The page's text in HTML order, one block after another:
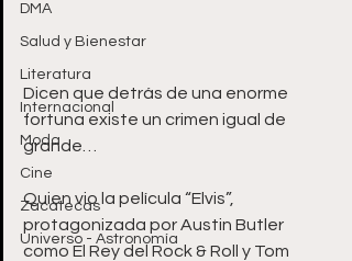
DMA
Salud y Bienestar
Literatura
Internacional
Moda
Cine
Zacatecas
Universo - Astronomía
Dicen que detrás de una enorme
fortuna existe un crimen igual de
grande…
Quien vio la película “Elvis”,
protagonizada por Austin Butler
como El Rey del Rock & Roll y Tom